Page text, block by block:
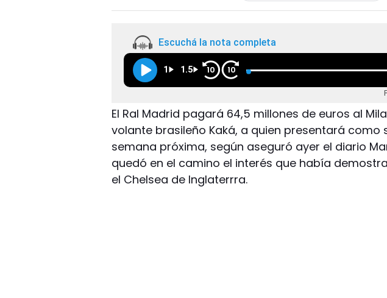
Escuchá la nota completa
1 1.5 10 10
El Ral Madrid pagará 64,5 millones de euros al
volante brasileño Kaká, a quien presentará como
semana próxima, según aseguró ayer el diario
quedó en el camino el interés que había
el Chelsea de Inglaterrra.